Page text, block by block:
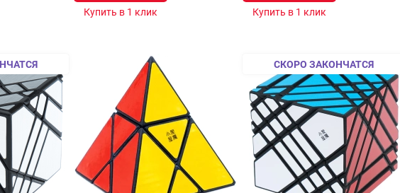
Купить в 1 клик Купить в 1 клик
СКОРО ЗАКОНЧАТСЯ